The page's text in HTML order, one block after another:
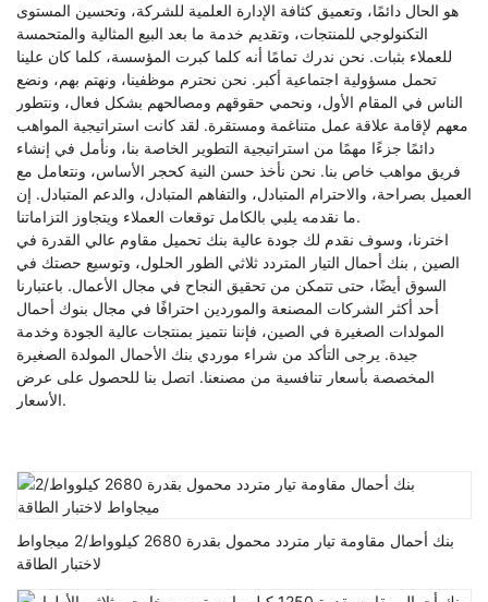
هو الحال دائمًا، وتعميق كثافة الإدارة العلمية للشركة، وتحسين المستوى
التكنولوجي للمنتجات، وتقديم خدمة ما بعد البيع المثالية والمتحمسة
للعملاء بثبات. نحن ندرك تمامًا أنه كلما كبرت المؤسسة، كلما كان علينا
تحمل مسؤولية اجتماعية أكبر. نحن نحترم موظفينا، ونهتم بهم، ونضع
الناس في المقام الأول، ونحمي حقوقهم ومصالحهم بشكل فعال، ونتطور
معهم لإقامة علاقة عمل متناغمة ومستقرة. لقد كانت استراتيجية المواهب
دائمًا جزءًا مهمًا من استراتيجية التطوير الخاصة بنا، ونأمل في إنشاء
فريق مواهب خاص بنا. نحن نأخذ حسن النية كحجر الأساس، ونتعامل مع
العميل بصراحة، والاحترام المتبادل، والتفاهم المتبادل، والدعم المتبادل. إن
ما نقدمه يلبي بالكامل توقعات العملاء ويتجاوز التزاماتنا.
اخترنا، وسوف نقدم لك جودة عالية بنك تحميل مقاوم عالي القدرة في
الصين , بنك أحمال التيار المتردد ثلاثي الطور الحلول، وتوسيع حصتك في
السوق أيضًا، حتى تتمكن من تحقيق النجاح في مجال الأعمال. باعتبارنا
أحد أكثر الشركات المصنعة والموردين احترافًا في مجال بنوك أحمال
المولدات الصغيرة في الصين، فإننا نتميز بمنتجات عالية الجودة وخدمة
جيدة. يرجى التأكد من شراء موردي بنك الأحمال المولدة الصغيرة
المخصصة بأسعار تنافسية من مصنعنا. اتصل بنا للحصول على عرض
الأسعار.
بنك أحمال مقاومة تيار متردد محمول بقدرة 2680 كيلوواط/2 ميجاواط
لاختبار الطاقة